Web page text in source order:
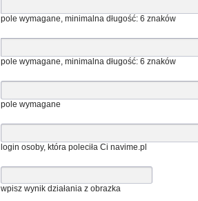
pole wymagane, minimalna długość: 6 znaków
pole wymagane, minimalna długość: 6 znaków
pole wymagane
login osoby, która poleciła Ci navime.pl
wpisz wynik działania z obrazka